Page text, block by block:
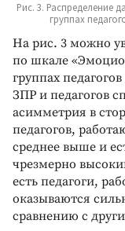
Рис. 3. Распределение
группах
На рис. 3 можно
по шкале
группах
ЗПР и педагогов
асимметрия в
педагогов,
среднее выше и
чрезмерно
есть педагоги,
оказываются
сравнению с